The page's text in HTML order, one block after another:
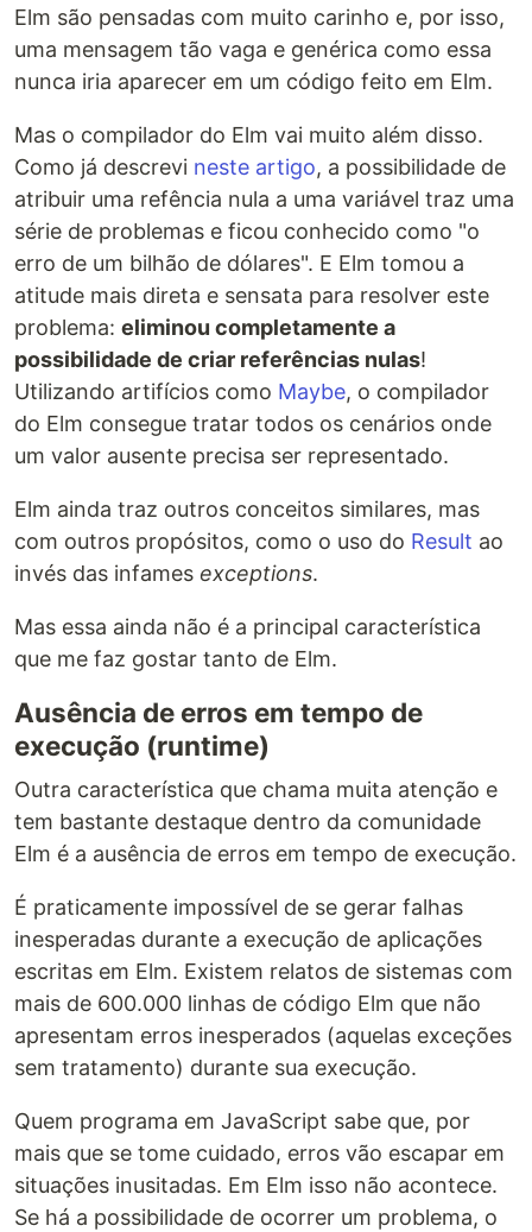
Elm são pensadas com muito carinho e, por isso,
uma mensagem tão vaga e genérica como essa
nunca iria aparecer em um código feito em Elm.
Mas o compilador do Elm vai muito além disso.
Como já descrevi neste artigo, a possibilidade de
atribuir uma refência nula a uma variável traz uma
série de problemas e ficou conhecido como "o
erro de um bilhão de dólares". E Elm tomou a
atitude mais direta e sensata para resolver este
problema: eliminou completamente a
possibilidade de criar referências nulas!
Utilizando artifícios como Maybe, o compilador
do Elm consegue tratar todos os cenários onde
um valor ausente precisa ser representado.
Elm ainda traz outros conceitos similares, mas
com outros propósitos, como o uso do Result ao
invés das infames exceptions.
Mas essa ainda não é a principal característica
que me faz gostar tanto de Elm.
Ausência de erros em tempo de
execução (runtime)
Outra característica que chama muita atenção e
tem bastante destaque dentro da comunidade
Elm é a ausência de erros em tempo de execução.
É praticamente impossível de se gerar falhas
inesperadas durante a execução de aplicações
escritas em Elm. Existem relatos de sistemas com
mais de 600.000 linhas de código Elm que não
apresentam erros inesperados (aquelas exceções
sem tratamento) durante sua execução.
Quem programa em JavaScript sabe que, por
mais que se tome cuidado, erros vão escapar em
situações inusitadas. Em Elm isso não acontece.
Se há a possibilidade de ocorrer um problema, o